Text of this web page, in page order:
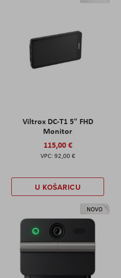
Viltrox DC-T1 5" FHD
Monitor
115,00 €
92,00 €
U KOŠARICU
NOVO